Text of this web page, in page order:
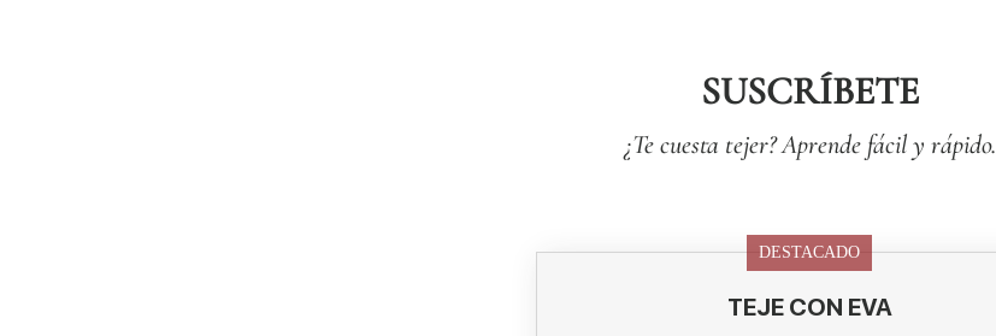
SUSCRÍBETE
¿Te cuesta tejer? Aprende fácil y rápido.
DESTACADO
TEJE CON EVA